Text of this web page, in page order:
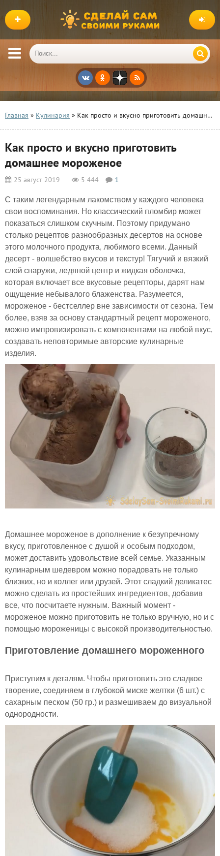
Главная » Кулинария » Как просто и вкусно приготовить домашнее мороженое
Как просто и вкусно приготовить
домашнее мороженое
25 август 2019 5 444 1
С таким легендарным лакомством у каждого человека
свои воспоминания. Но классический пломбир может
показаться слишком скучным. Поэтому придумано
столько рецептов разнообразных десертов на основе
этого молочного продукта, любимого всеми. Данный
десерт - волшебство вкусов и текстур! Тягучий и вязкий
слой снаружи, ледяной центр и жидкая оболочка,
которая включает все вкусовые рецепторы, дарят нам
ощущение небывалого блаженства. Разумеется,
мороженое - бестселлер вне зависимости от сезона. Тем
более, взяв за основу стандартный рецепт мороженого,
можно импровизировать с компонентами на любой вкус,
создавать неповторимые авторские кулинарные
изделия.
Домашнее мороженое в дополнение к безупречному
вкусу, приготовленное с душой и особым подходом,
может доставить удовольствие всей семье. Указанным
кулинарным шедевром можно порадовать не только
близких, но и коллег или друзей. Этот сладкий деликатес
можно сделать из простейших ингредиентов, добавив
все, что посчитаете нужным. Важный момент -
мороженое можно приготовить не только вручную, но и с
помощью мороженицы с высокой производительностью.
Приготовление домашнего мороженного
Приступим к деталям. Чтобы приготовить это сладкое
творение, соединяем в глубокой миске желтки (6 шт.) с
сахарным песком (50 гр.) и размешиваем до визуальной
однородности.